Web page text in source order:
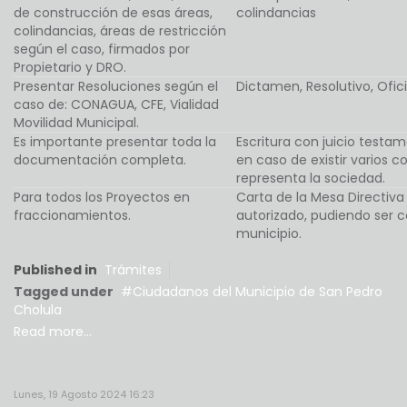
de construcción de esas áreas,
colindancias, áreas de restricción
según el caso, firmados por
Propietario y DRO.
colindancias
Presentar Resoluciones según el
caso de: CONAGUA, CFE, Vialidad
Movilidad Municipal.
Dictamen, Resolutivo,
Es importante presentar toda la
documentación completa.
Escritura con juicio
en caso de existir varios
representa la sociedad.
Para todos los Proyectos en
fraccionamientos.
Carta de la Mesa
autorizado, pudiendo ser
municipio.
Published in Trámites
Tagged under
Ciudadanos del Municipio de San Pedro
Cholula
Read more...
Lunes, 19 Agosto 2024 16:23